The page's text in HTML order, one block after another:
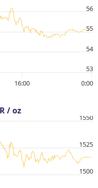
16:00 0:00
53
54
55
56
/ oz
1500
1525
1550